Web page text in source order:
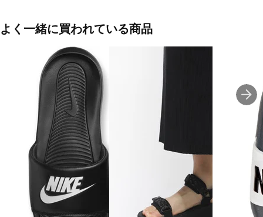
よく一緒に買われている商品